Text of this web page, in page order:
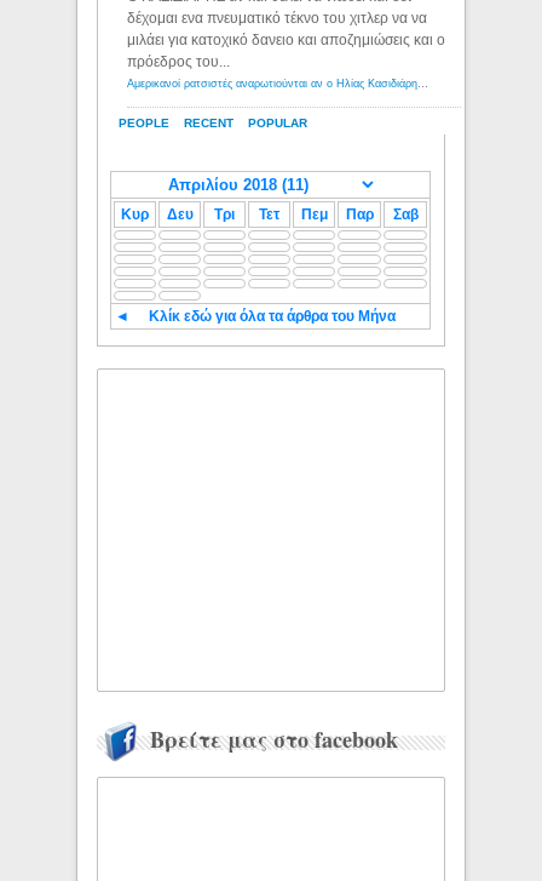
PEOPLE RECENT POPULAR
δέχομαι ενα πνευματικό τέκνο του χιτλερ να να
μιλάει για κατοχικό δανειο και αποζημιώσεις και ο
πρόεδρος του...
Κυρ Δευ Τρι Τετ Πεμ Παρ Σαβ
◄ Κλίκ εδώ για όλα τα άρθρα του Μήνα
Βρείτε μας στο facebook